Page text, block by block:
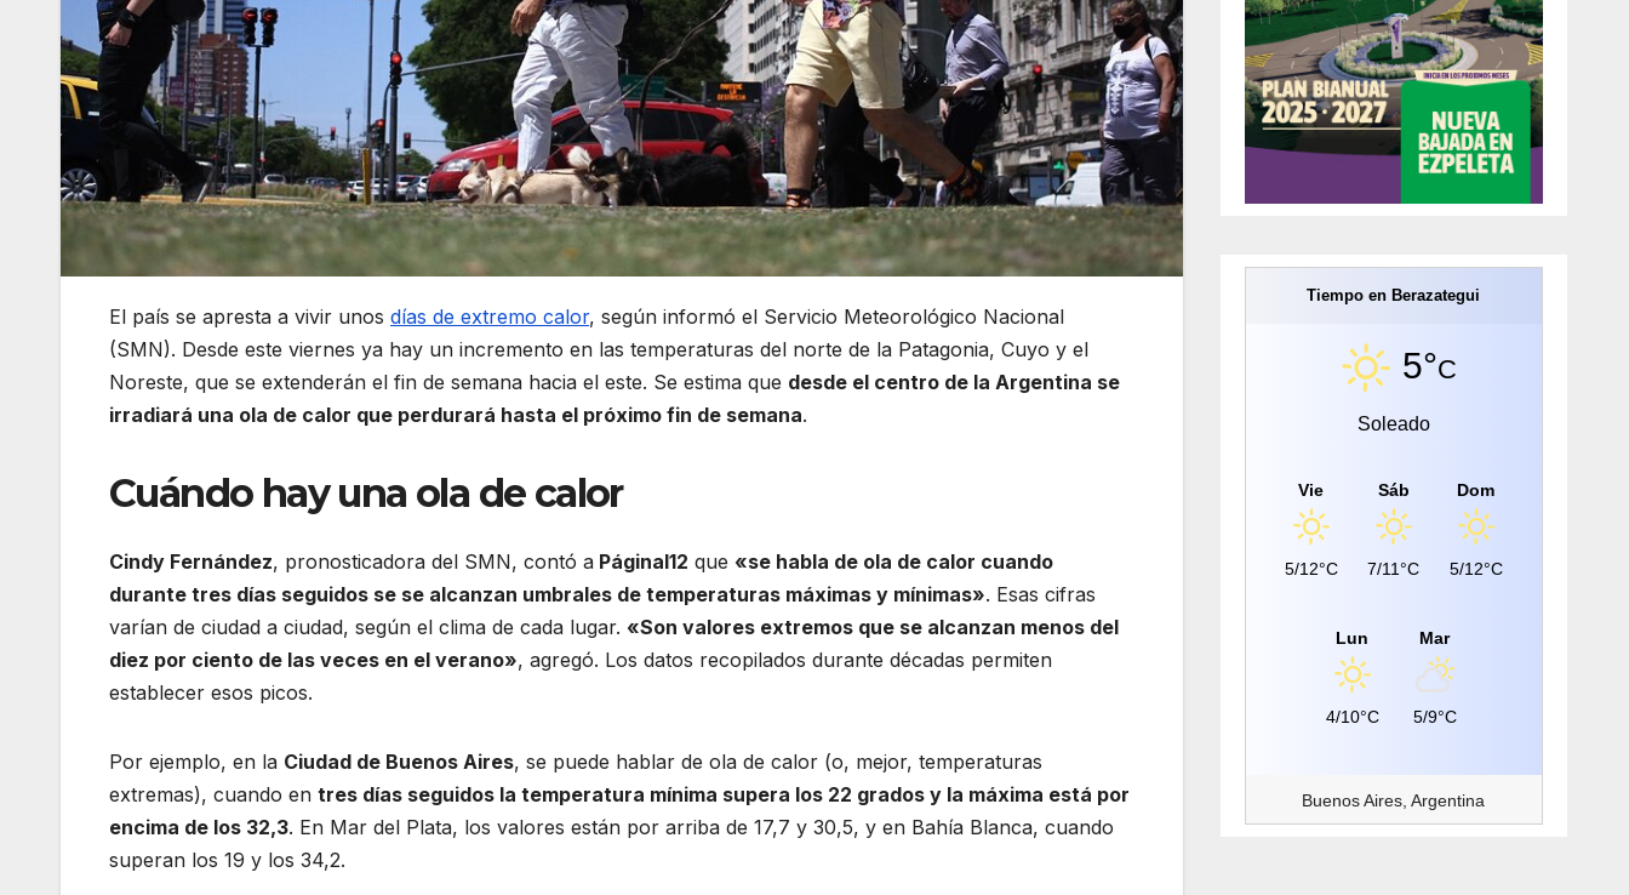
El país se apresta a vivir unos días de extremo calor, según informó el Servicio Meteorológico Nacional
(SMN). Desde este viernes ya hay un incremento en las temperaturas del norte de la Patagonia, Cuyo y el
Noreste, que se extenderán el fin de semana hacia el este. Se estima que desde el centro de la Argentina se
irradiará una ola de calor que perdurará hasta el próximo fin de semana.
Cuándo hay una ola de calor
Cindy Fernández, pronosticadora del SMN, contó a PáginaI12 que «se habla de ola de calor cuando
durante tres días seguidos se se alcanzan umbrales de temperaturas máximas y mínimas». Esas cifras
varían de ciudad a ciudad, según el clima de cada lugar. «Son valores extremos que se alcanzan menos del
diez por ciento de las veces en el verano», agregó. Los datos recopilados durante décadas permiten
establecer esos picos.
Por ejemplo, en la Ciudad de Buenos Aires, se puede hablar de ola de calor (o, mejor, temperaturas
extremas), cuando en tres días seguidos la temperatura mínima supera los 22 grados y la máxima está por
encima de los 32,3. En Mar del Plata, los valores están por arriba de 17,7 y 30,5, y en Bahía Blanca, cuando
superan los 19 y los 34,2.
Tiempo en Berazategui
5°C
Soleado
Vie
5/12°C
Sáb
7/11°C
Dom
5/12°C
Lun
4/10°C
Mar
5/9°C
Buenos Aires, Argentina